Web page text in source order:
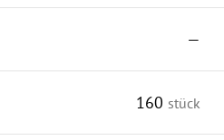
—
160 stück